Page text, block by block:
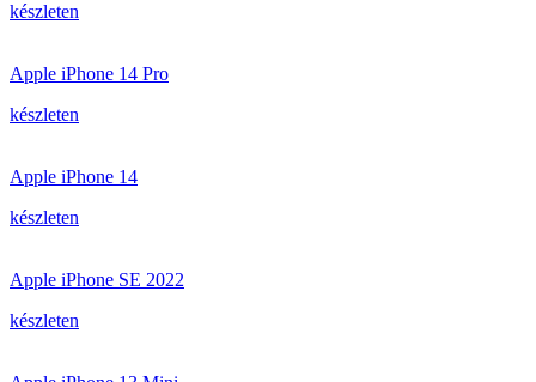
készleten
Apple iPhone 14 Pro
készleten
Apple iPhone 14
készleten
Apple iPhone SE 2022
készleten